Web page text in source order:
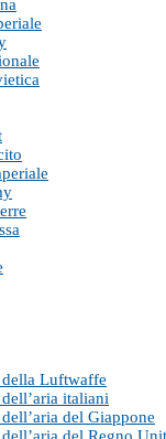
della Luftwaffe
italiani
del Giappone